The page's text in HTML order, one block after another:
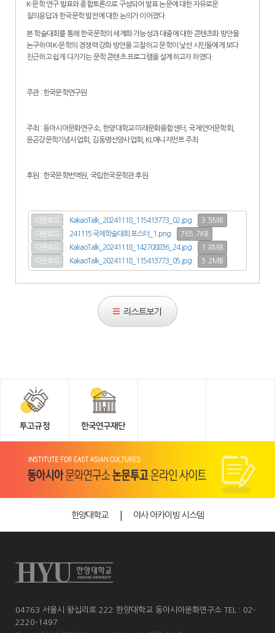
K-문학 연구 발표와 종합토론으로 구성되어 발표 논문에 대한 자유로운
질의응답과 한국문학 발전에 대한 논의가 이어졌다.
본 학술대회를 통해 한국문학의 세계화 가능성과 대중에 대한 콘텐츠화 방안을
논구하여 K-문학의 경쟁력 강화 방안을 고찰하고 문학이 낯선 시민들에게 보다
친근하고 쉽게 다가가는 문학 콘텐츠 프로그램을 설계하고자 하였다.
주관 : 한국문학연구원
주최 : 동아시아문화연구소, 한양대학교 미래문화융합센터, 국제언어문학회,
윤곤강문학기념사업회, 김동명선양사업회, KL매니지먼트 주최
후원 : 한국문학번역원, 국립한국문학관 후원
다운로드 KakaoTalk_20241118_115413773_02.jpg
3.5MB
다운로드
241115 국제학술대회 포스터_1.png
765.7KB
다운로드
KakaoTalk_20241118_142708836_24.jpg
1.8MB
다운로드
KakaoTalk_20241118_115413773_05.jpg 3.2MB
리스트보기
투고규정 한국연구재단
한양대학교 야사 아카이빙 시스템
04763 서울시 왕십리로 222 한양대학교 동아시아문화연구소 TEL : 02-
2220-1497